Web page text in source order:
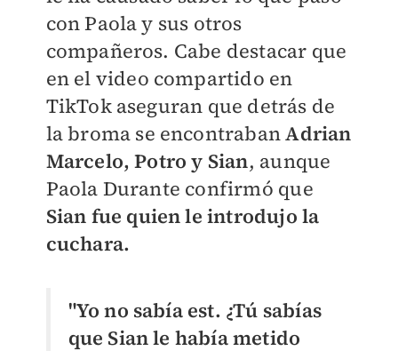
con Paola y sus otros
compañeros. Cabe destacar que
en el video compartido en
TikTok aseguran que detrás de
la broma se encontrabanAdrian
Marcelo, Potro y Sian, aunque
Paola Durante confirmó que
Sian fue quien le introdujo la
cuchara.
"Yo no sabía est. ¿Tú sabías
que Sian le había metido